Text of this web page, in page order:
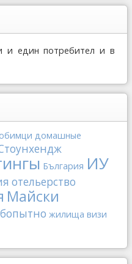
и един потребител и в
домашные
България ИУ
отельерство
Майски
жилища визи